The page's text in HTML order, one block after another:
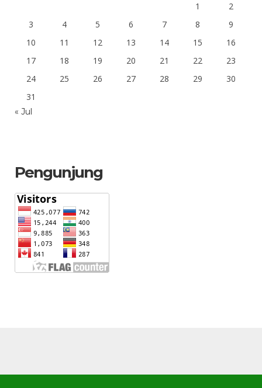
1
2
3
4 5 6 7 8
9
10
11 12 13 14 15
16
17
18 19 20 21 22
23
24
25 26 27 28 29
30
31
« Jul
Pengunjung